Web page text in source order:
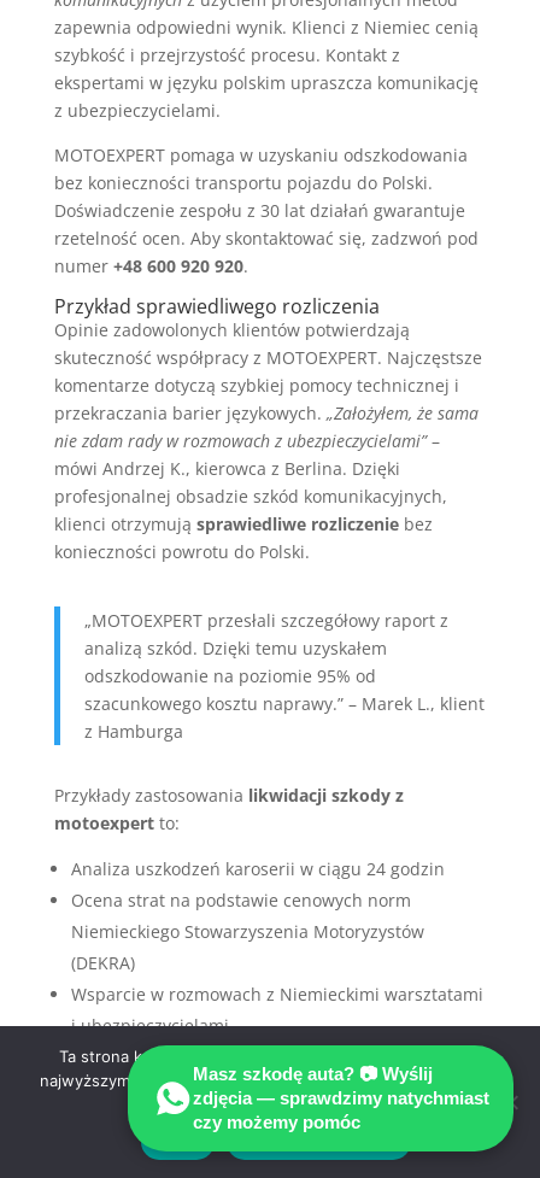
zapewnia odpowiedni wynik. Klienci z Niemiec cenią
szybkość i przejrzystość procesu. Kontakt z
ekspertami w języku polskim upraszcza komunikację
z ubezpieczycielami.
MOTOEXPERT pomaga w uzyskaniu odszkodowania
bez konieczności transportu pojazdu do Polski.
Doświadczenie zespołu z 30 lat działań gwarantuje
rzetelność ocen. Aby skontaktować się, zadzwoń pod
numer +48 600 920 920.
Przykład sprawiedliwego rozliczenia
Opinie zadowolonych klientów potwierdzają
skuteczność współpracy z MOTOEXPERT. Najczęstsze
komentarze dotyczą szybkiej pomocy technicznej i
przekraczania barier językowych. „Założyłem, że sama
nie zdam rady w rozmowach z ubezpieczycielami”–
mówi Andrzej K., kierowca z Berlina. Dzięki
profesjonalnej obsadzie szkód komunikacyjnych,
klienci otrzymują sprawiedliwe rozliczeniebez
konieczności powrotu do Polski.
„MOTOEXPERT przesłali szczegółowy raport z
analizą szkód. Dzięki temu uzyskałem
odszkodowanie na poziomie 95% od
szacunkowego kosztu naprawy.” – Marek L., klient
z Hamburga
Przykłady zastosowania likwidacji szkody z
motoexpertto:
Analiza uszkodzeń karoserii w ciągu 24 godzin
Ocena strat na podstawie cenowych norm
Niemieckiego Stowarzyszenia Motoryzystów
(DEKRA)
Wsparcie w rozmowach z Niemieckimi warsztatami
i ubezpieczycielami
Wśród opinii podkreślają się dwa aspekty:
przekonująca profesjonalność ekspertów oraz szybka
realizacja dokumentacji. Dla klientów kluczowe jest
też brak wymogu zapłaty za ocenę przed
Masz szkodę auta? 📷 Wyślij
zdjęcia — sprawdzimy natychmiast
czy możemy pomóc
Ta strona korzysta z ciasteczek aby świadczyć usługi na
najwyższym poziomie. Dalsze korzystanie ze strony oznacza,
że zgadzasz się na ich użycie.